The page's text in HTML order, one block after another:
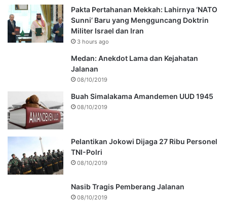
Pakta Pertahanan Mekkah: Lahirnya ‘NATO
Sunni’ Baru yang Mengguncang Doktrin
Militer Israel dan Iran
3 hours ago
Medan: Anekdot Lama dan Kejahatan
Jalanan
08/10/2019
Buah Simalakama Amandemen UUD 1945
08/10/2019
Pelantikan Jokowi Dijaga 27 Ribu Personel
TNI-Polri
08/10/2019
Nasib Tragis Pemberang Jalanan
08/10/2019